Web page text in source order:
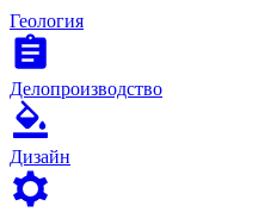
Геология
Делопроизводство
Дизайн